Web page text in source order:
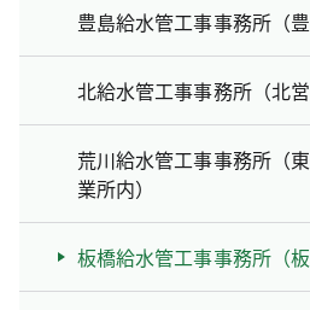
豊島給水管工事事務所（豊
北給水管工事事務所（北営
荒川給水管工事事務所（
業所内）
板橋給水管工事事務所（板